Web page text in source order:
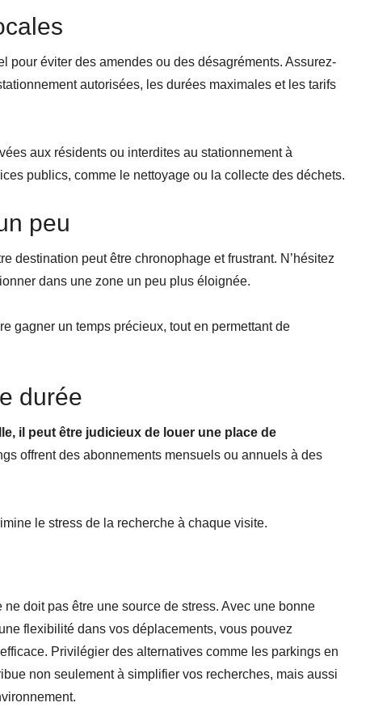
pour éviter des amendes ou des désagréments. Assurez-
autorisées, les durées maximales et les tarifs
aux résidents ou interdites au stationnement à
publics, comme le nettoyage ou la collecte des déchets.
peu
destination peut être chronophage et frustrant. N’hésitez
dans une zone un peu plus éloignée.
gagner un temps précieux, tout en permettant de
durée
il peut être judicieux de louer une place de
offrent des abonnements mensuels ou annuels à des
le stress de la recherche à chaque visite.
doit pas être une source de stress. Avec une bonne
flexibilité dans vos déplacements, vous pouvez
Privilégier des alternatives comme les parkings en
non seulement à simplifier vos recherches, mais aussi